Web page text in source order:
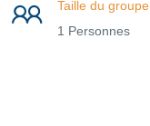
Taille du groupe
1 Personnes